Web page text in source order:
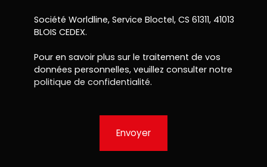
Société Worldline, Service Bloctel, CS 61311, 41013
BLOIS CEDEX.
Pour en savoir plus sur le traitement de vos
données personnelles, veuillez consulter notre
politique de confidentialité.
Envoyer